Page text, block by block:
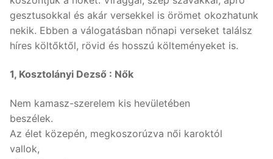
gesztusokkal és akár versekkel is örömet okozhatunk
nekik. Ebben a válogatásban nőnapi verseket találsz
híres költőktől, rövid és hosszú költeményeket is.
1, Kosztolányi Dezső : Nők
Nem kamasz-szerelem kis hevületében
beszélek.
Az élet közepén, megkoszorúzva női karoktól
vallok,